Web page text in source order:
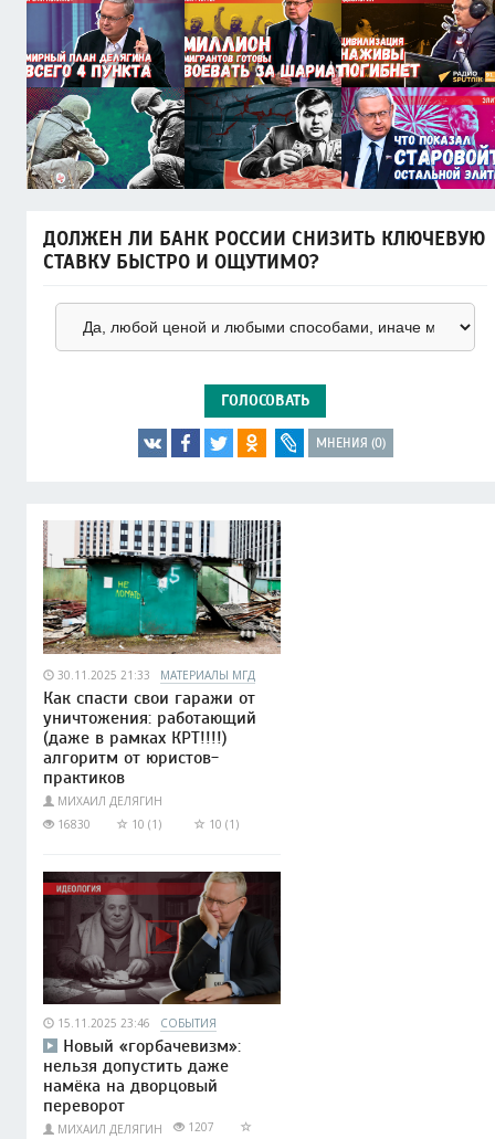
ДОЛЖЕН ЛИ БАНК РОССИИ СНИЗИТЬ КЛЮЧЕВУЮ
СТАВКУ БЫСТРО И ОЩУТИМО?
ГОЛОСОВАТЬ
МНЕНИЯ (0)
30.11.2025 21:33 МАТЕРИАЛЫ МГД
Как спасти свои гаражи от
уничтожения: работающий
(даже в рамках КРТ!!!!)
алгоритм от юристов-
практиков
МИХАИЛ ДЕЛЯГИН
16830
10 (1) 10 (1)
15.11.2025 23:46 СОБЫТИЯ
Новый «горбачевизм»:
нельзя допустить даже
намёка на дворцовый
переворот
МИХАИЛ ДЕЛЯГИН 1207